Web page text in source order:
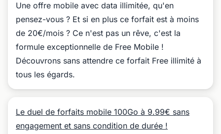
Une offre mobile avec data illimitée, qu'en
pensez-vous ? Et si en plus ce forfait est à moins
de 20€/mois ? Ce n'est pas un rêve, c'est la
formule exceptionnelle de Free Mobile !
Découvrons sans attendre ce forfait Free illimité à
tous les égards.
Le duel de forfaits mobile 100Go à 9.99€ sans
engagement et sans condition de durée !